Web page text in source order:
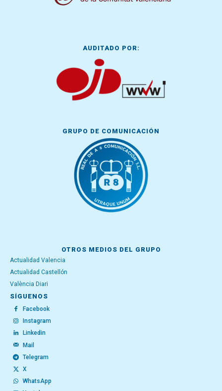
AUDITADO POR:
GRUPO DE COMUNICACIÓN
OTROS MEDIOS DEL GRUPO
Actualidad Valencia
Actualidad Castellón
València Diari
SÍGUENOS
Facebook
Instagram
Linkedin
Mail
Telegram
X
WhatsApp